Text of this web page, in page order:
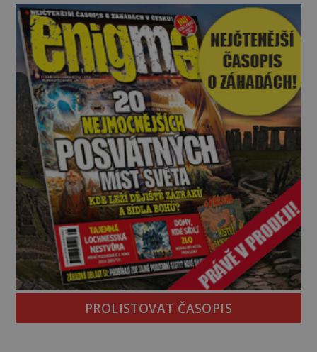
jistotou neví, kdo jej napsal, kdy vznikl ani co
vlastně vypráví. Rohoncský kodex se poprvé
objevuje v roce
PROLISTOVAT ČASOPIS